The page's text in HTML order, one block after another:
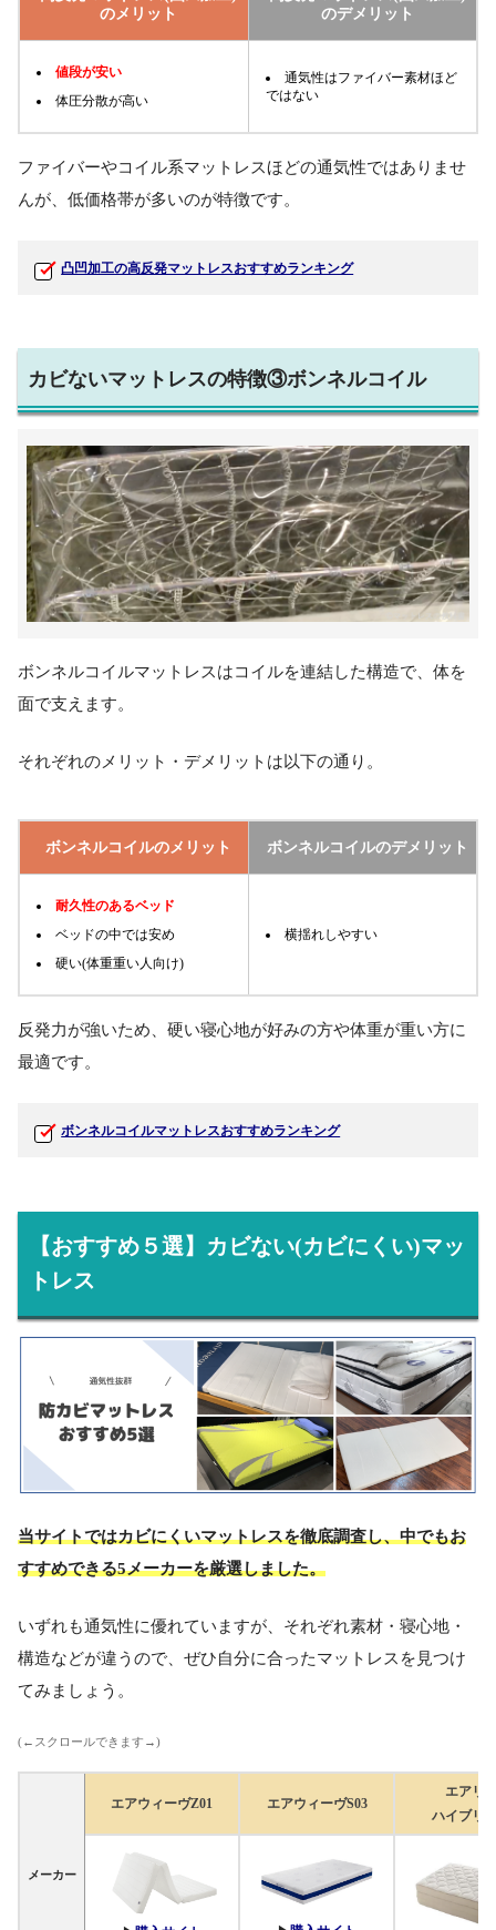
のメリット
のデメリット
値段が安い
体圧分散が高い
通気性はファイバー素材ほど
ではない
ファイバーやコイル系マットレスほどの通気性ではありませ
んが、低価格帯が多いのが特徴です。
凸凹加工の高反発マットレスおすすめランキング
カビないマットレスの特徴③ボンネルコイル
ボンネルコイルマットレスはコイルを連結した構造で、体を
面で支えます。
それぞれのメリット・デメリットは以下の通り。
ボンネルコイルのメリット ボンネルコイルのデメリット
耐久性のあるベッド
ベッドの中では安め
硬い(体重重い人向け)
横揺れしやすい
反発力が強いため、硬い寝心地が好みの方や体重が重い方に
最適です。
ボンネルコイルマットレスおすすめランキング
【おすすめ５選】カビない(カビにくい)マッ
トレス
当サイトではカビにくいマットレスを徹底調査し、中でもお
すすめできる5メーカーを厳選しました。
いずれも通気性に優れていますが、それぞれ素材・寝心地・
構造などが違うので、ぜひ自分に合ったマットレスを見つけ
てみましょう。
(←スクロールできます→)
メーカー
エアウィーヴZ01 エアウィーヴS03
エアリ
ハイブリ